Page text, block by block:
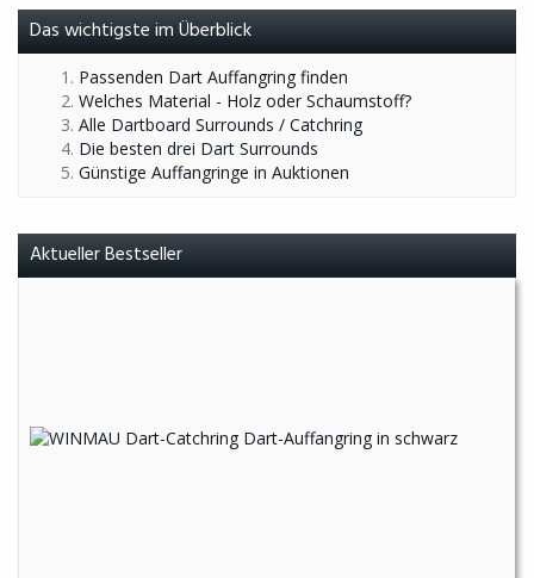
Das wichtigste im Überblick
Passenden Dart Auffangring finden
Welches Material - Holz oder Schaumstoff?
Alle Dartboard Surrounds / Catchring
Die besten drei Dart Surrounds
Günstige Auffangringe in Auktionen
Aktueller Bestseller